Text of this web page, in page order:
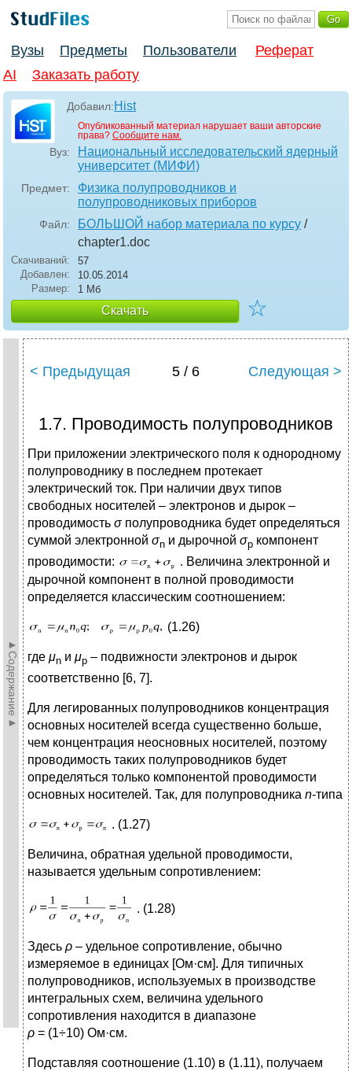
Вузы Предметы Пользователи
Реферат
AI
Заказать работу
Добавил:Hist
Опубликованный материал нарушает ваши авторские
права? Сообщите нам.
Вуз:
Национальный исследовательский ядерный
университет (МИФИ)
Предмет:
Физика полупроводников и
полупроводниковых приборов
Файл: БОЛЬШОЙ набор материала по курсу /
chapter1.doc
Скачиваний:
57
Добавлен:
10.05.2014
Размер:
1 Мб
Скачать ☆
►Содержание►
< Предыдущая 5 / 6 Следующая >
1.7. Проводимость полупроводников
При приложении электрического поля к однородному
полупроводнику в последнем протекает
электрический ток. При наличии двух типов
свободных носителей – электронов и дырок –
проводимость σ полупроводника будет определяться
суммой электронной σn и дырочной σp компонент
проводимости:
. Величина электронной и
дырочной компонент в полной проводимости
определяется классическим соотношением:
(1.26)
где μn и μp – подвижности электронов и дырок
соответственно [6, 7].
Для легированных полупроводников концентрация
основных носителей всегда существенно больше,
чем концентрация неосновных носителей, поэтому
проводимость таких полупроводников будет
определяться только компонентой проводимости
основных носителей. Так, для полупроводника n-типа
. (1.27)
Величина, обратная удельной проводимости,
называется удельным сопротивлением:
. (1.28)
Здесь ρ – удельное сопротивление, обычно
измеряемое в единицах [Ом·см]. Для типичных
полупроводников, используемых в производстве
интегральных схем, величина удельного
сопротивления находится в диапазоне
ρ = (1÷10) Ом·см.
Подставляя соотношение (1.10) в (1.11), получаем